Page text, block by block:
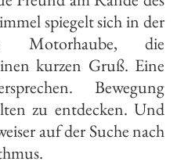
spiegelt sich in der
Motorhaube, die
kurzen Gruß. Eine
Bewegung
zu entdecken. Und
auf der Suche nach